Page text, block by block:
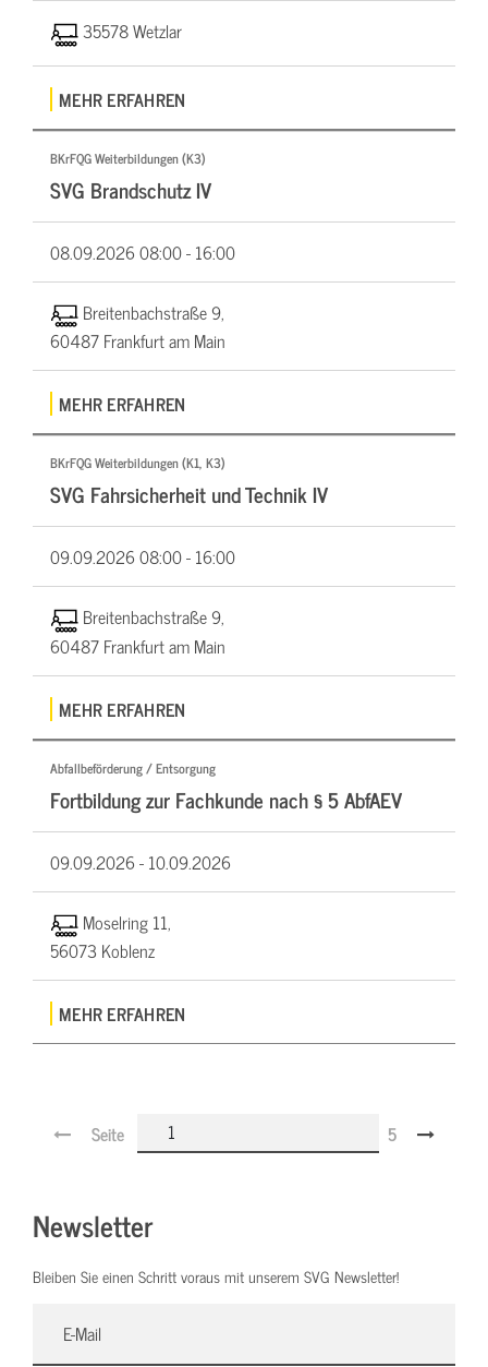
35578 Wetzlar
MEHR ERFAHREN
BKrFQG Weiterbildungen (K3)
SVG Brandschutz IV
08.09.202608:00 - 16:00
Breitenbachstraße 9,
60487 Frankfurt am Main
MEHR ERFAHREN
BKrFQG Weiterbildungen (K1, K3)
SVG Fahrsicherheit und Technik IV
09.09.202608:00 - 16:00
Breitenbachstraße 9,
60487 Frankfurt am Main
MEHR ERFAHREN
Abfallbeförderung / Entsorgung
Fortbildung zur Fachkunde nach § 5 AbfAEV
09.09.2026 -10.09.2026
Moselring 11,
56073 Koblenz
MEHR ERFAHREN
Seite 5
Newsletter
Bleiben Sie einen Schritt voraus mit unserem SVG Newsletter!